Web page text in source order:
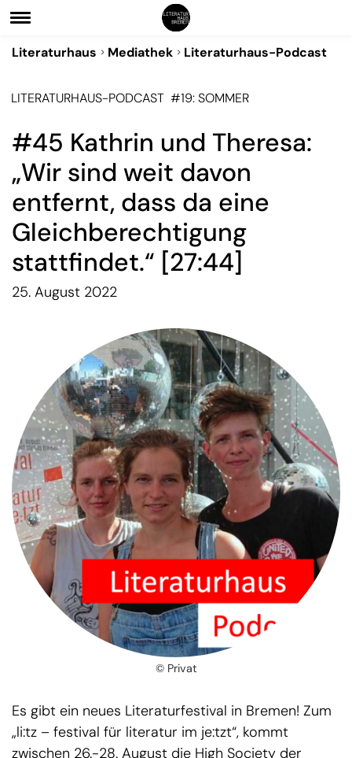
Literaturhaus Mediathek Literaturhaus-Podcast
LITERATURHAUS-PODCAST #19: SOMMER
#45 Kathrin und Theresa:
„Wir sind weit davon
entfernt, dass da eine
Gleichberechtigung
stattfindet.“ [27:44]
25. August 2022
© Privat
Es gibt ein neues Literaturfestival in Bremen! Zum
„li:tz – festival für literatur im je:tzt“, kommt
zwischen 26.-28. August die High Society der